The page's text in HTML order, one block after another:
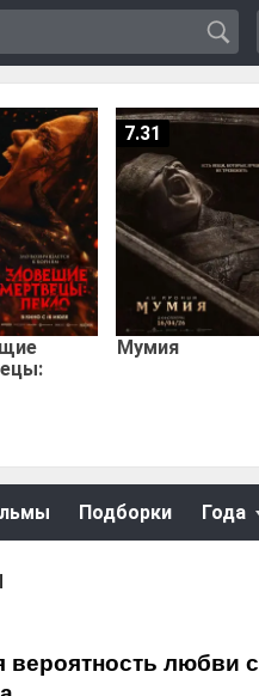
Мумия
7.31
Подборки Года
вероятность любви с